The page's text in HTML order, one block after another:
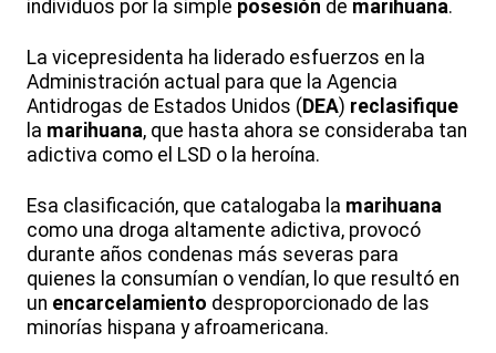
individuos por la simple posesión de marihuana.
La vicepresidenta ha liderado esfuerzos en la
Administración actual para que la Agencia
Antidrogas de Estados Unidos ( DEA) reclasifique
la marihuana, que hasta ahora se consideraba tan
adictiva como el LSD o la heroína.
Esa clasificación, que catalogaba la marihuana
como una droga altamente adictiva, provocó
durante años condenas más severas para
quienes la consumían o vendían, lo que resultó en
un encarcelamiento desproporcionado de las
minorías hispana y afroamericana.